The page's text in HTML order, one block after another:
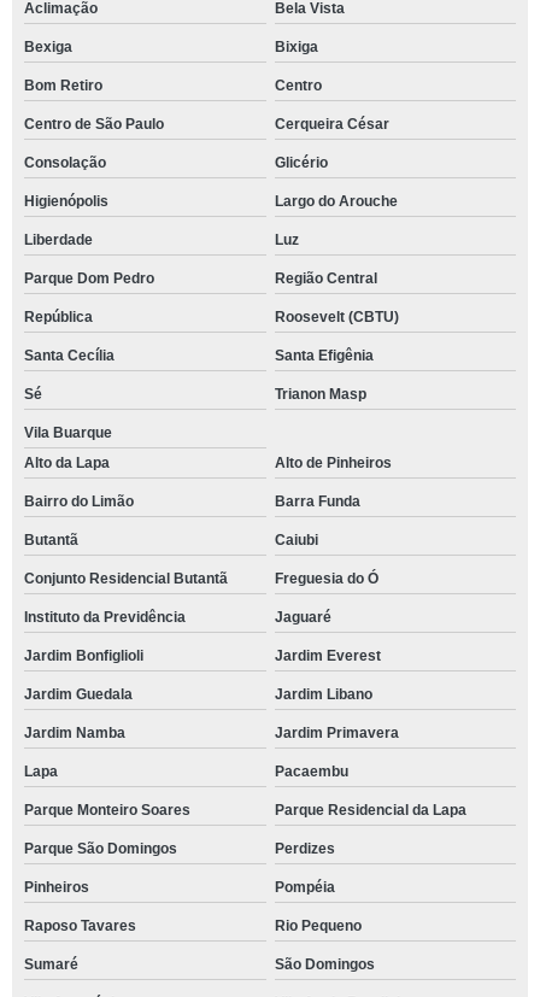
Aclimação Bela Vista
Bexiga Bixiga
Bom Retiro Centro
Centro de São Paulo Cerqueira César
Consolação Glicério
Higienópolis Largo do Arouche
Liberdade Luz
Parque Dom Pedro Região Central
República Roosevelt (CBTU)
Santa Cecília Santa Efigênia
Sé Trianon Masp
Vila Buarque
Alto da Lapa
Alto de Pinheiros
Bairro do Limão Barra Funda
Butantã Caiubi
Conjunto Residencial Butantã Freguesia do Ó
Instituto da Previdência Jaguaré
Jardim Bonfiglioli Jardim Everest
Jardim Guedala Jardim Libano
Jardim Namba Jardim Primavera
Lapa Pacaembu
Parque Monteiro Soares Parque Residencial da Lapa
Parque São Domingos Perdizes
Pinheiros Pompéia
Raposo Tavares Rio Pequeno
Sumaré São Domingos